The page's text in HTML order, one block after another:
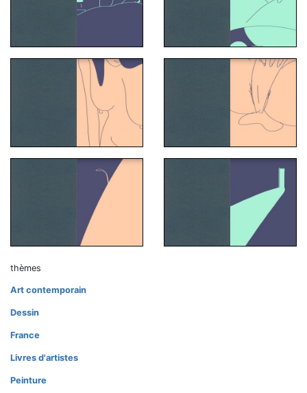
thèmes
Art contemporain
Dessin
France
Livres d'artistes
Peinture